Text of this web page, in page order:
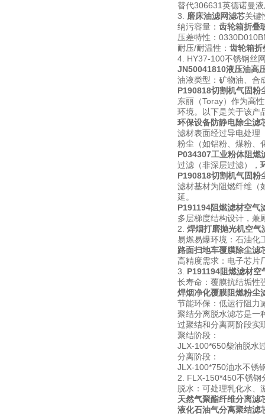
替代306631英德诺曼
3. 磨床油滤网滤芯关键
纳污容量： 齿轮箱折叠
压差特性：
耐压/耐温性： 齿轮箱折
4. HY37-100不锈钢丝
JN50041810液压油高
油液类型：矿物油、合
P190818切割机气固粉
东丽（Toray）作为高
环境。以下是关于该产
环保设备防静电除尘滤
滤材表面经过导电处理
粉尘（如铝粉、煤粉、
P034307工业粉体阻燃
过滤（非深层过滤），
P190818切割机气固粉
滤材基材为阻燃纤维（
延。
P191194阻燃滤材空气
多层梯度结构设计，兼
2. 焊烟打磨抛光机空气
易燃易爆环境：石油化
路面扫地车覆膜除尘滤
高精度需求：电子芯片
3. P191194阻燃滤材空
长寿命：覆膜抗结垢性
焊烟净化覆膜阻燃粉尘
节能环保：低运行阻力
聚结分离脱水滤芯是一
过聚结和分离两阶段实
聚结阶段：
JLX-100*650柴油脱水
分离阶段：
JLX-100*750油水不锈
2. FLX-150*450不锈钢
脱水：可处理乳化水、
天然气聚酯纤维分离滤
液化石油气分离聚结滤